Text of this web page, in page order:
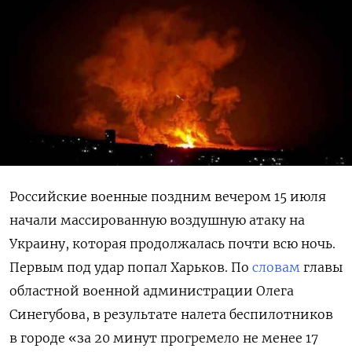
Российские военные поздним вечером 15 июля
начали массированную воздушную атаку на
Украину, которая продолжалась почти всю ночь.
Первым под удар попал Харьков. По словам главы
областной военной администрации Олега
Синегубова, в результате налета беспилотников
в городе «за 20 минут прогремело не менее 17